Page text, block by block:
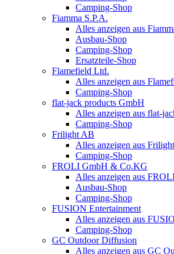
Camping-Shop
Fiamma S.P.A.
Alles anzeigen aus
Ausbau-Shop
Camping-Shop
Ersatzteile-Shop
Flamefield Ltd.
Alles anzeigen aus
Camping-Shop
flat-jack products GmbH
Alles anzeigen aus flat-
Camping-Shop
Frilight AB
Alles anzeigen aus
Camping-Shop
FROLI GmbH & Co.KG
Alles anzeigen aus
Ausbau-Shop
Camping-Shop
FUSION Entertainment
Alles anzeigen aus
Camping-Shop
GC Outdoor Diffusion
Alles anzeigen aus GC